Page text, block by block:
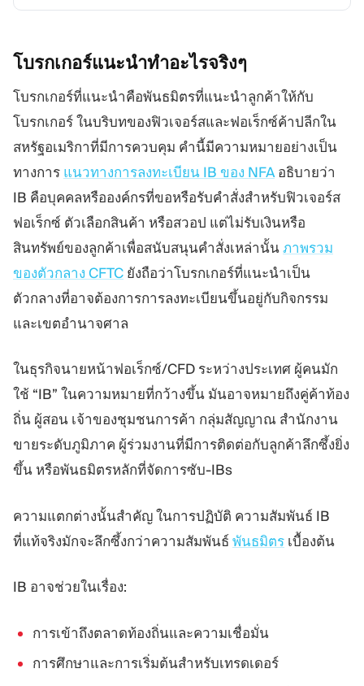
โบรกเกอร์แนะนำทำอะไรจริงๆ
โบรกเกอร์ที่แนะนำคือพันธมิตรที่แนะนำลูกค้าให้กับ
โบรกเกอร์ ในบริบทของฟิวเจอร์สและฟอเร็กซ์ค้าปลีกใน
สหรัฐอเมริกาที่มีการควบคุม คำนี้มีความหมายอย่างเป็น
ทางการ แนวทางการลงทะเบียน IB ของ NFAอธิบายว่า
IB คือบุคคลหรือองค์กรที่ขอหรือรับคำสั่งสำหรับฟิวเจอร์ส
ฟอเร็กซ์ ตัวเลือกสินค้า หรือสวอป แต่ไม่รับเงินหรือ
สินทรัพย์ของลูกค้าเพื่อสนับสนุนคำสั่งเหล่านั้นภาพรวม
ของตัวกลาง CFTC ยังถือว่าโบรกเกอร์ที่แนะนำเป็น
ตัวกลางที่อาจต้องการการลงทะเบียนขึ้นอยู่กับกิจกรรม
และเขตอำนาจศาล
ในธุรกิจนายหน้าฟอเร็กซ์/CFD ระหว่างประเทศ ผู้คนมัก
ใช้ “IB” ในความหมายที่กว้างขึ้น มันอาจหมายถึงคู่ค้าท้อง
ถิ่น ผู้สอน เจ้าของชุมชนการค้า กลุ่มสัญญาณ สำนักงาน
ขายระดับภูมิภาค ผู้ร่วมงานที่มีการติดต่อกับลูกค้าลึกซึ้งยิ่ง
ขึ้น หรือพันธมิตรหลักที่จัดการซับ-IBs
ความแตกต่างนั้นสำคัญ ในการปฏิบัติ ความสัมพันธ์ IB
ที่แท้จริงมักจะลึกซึ้งกว่าความสัมพันธ์ พันธมิตร เบื้องต้น
IB อาจช่วยในเรื่อง:
การเข้าถึงตลาดท้องถิ่นและความเชื่อมั่น
การศึกษาและการเริ่มต้นสำหรับเทรดเดอร์